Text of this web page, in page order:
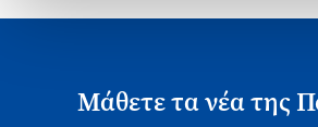
Μάθετε τα νέα της